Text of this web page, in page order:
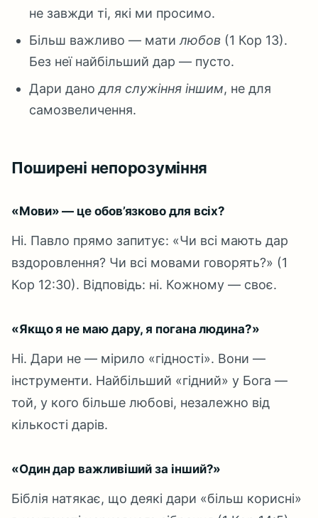
не завжди ті, які ми просимо.
Більш важливо — матилюбов (1 Кор 13).
Без неї найбільший дар — пусто.
Дари данодля служіння іншим, не для
самозвеличення.
Поширені непорозуміння
«Мови» — це обов’язково для всіх?
Ні. Павло прямо запитує: «Чи всі мають дар
вздоровлення? Чи всі мовами говорять?» (1
Кор 12:30). Відповідь: ні. Кожному — своє.
«Якщо я не маю дару, я погана людина?»
Ні. Дари не — мірило «гідності». Вони —
інструменти. Найбільший «гідний» у Бога —
той, у кого більше любові, незалежно від
кількості дарів.
«Один дар важливіший за інший?»
Біблія натякає, що деякі дари «більш корисні»